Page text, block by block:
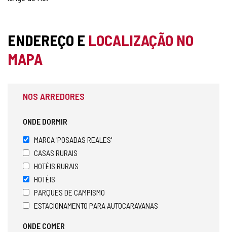
ENDEREÇO E LOCALIZAÇÃO NO
MAPA
NOS ARREDORES
ONDE DORMIR
MARCA 'POSADAS REALES'
CASAS RURAIS
HOTÉIS RURAIS
HOTÉIS
PARQUES DE CAMPISMO
ESTACIONAMENTO PARA AUTOCARAVANAS
ONDE COMER